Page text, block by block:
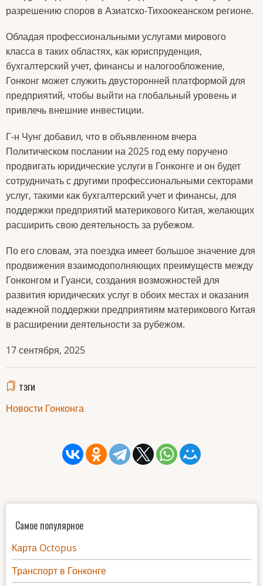
разрешению споров в Азиатско-Тихоокеанском регионе.
Обладая профессиональными услугами мирового
класса в таких областях, как юриспруденция,
бухгалтерский учет, финансы и налогообложение,
Гонконг может служить двусторонней платформой для
предприятий, чтобы выйти на глобальный уровень и
привлечь внешние инвестиции.
Г-н Чунг добавил, что в объявленном вчера
Политическом послании на 2025 год ему поручено
продвигать юридические услуги в Гонконге и он будет
сотрудничать с другими профессиональными секторами
услуг, такими как бухгалтерский учет и финансы, для
поддержки предприятий материкового Китая, желающих
расширить свою деятельность за рубежом.
По его словам, эта поездка имеет большое значение для
продвижения взаимодополняющих преимуществ между
Гонконгом и Гуанси, создания возможностей для
развития юридических услуг в обоих местах и оказания
надежной поддержки предприятиям материкового Китая
в расширении деятельности за рубежом.
17 сентября, 2025
тэги
Новости Гонконга
Самое популярное
Карта Octopus
Транспорт в Гонконге